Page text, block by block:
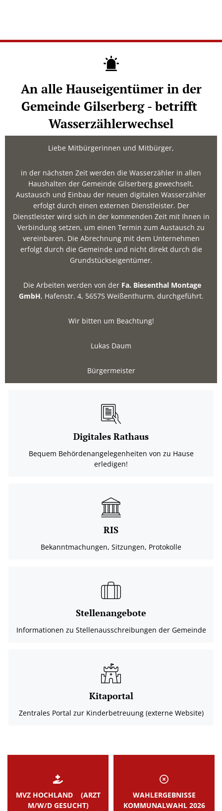
An alle Hauseigentümer in der
Gemeinde Gilserberg - betrifft
Wasserzählerwechsel
Liebe Mitbürgerinnen und Mitbürger,
in der nächsten Zeit werden die Wasserzähler in allen
Haushalten der Gemeinde Gilserberg gewechselt.
Austausch und Einbau der neuen digitalen Wasserzähler
erfolgt durch einen externen Dienstleister. Der
Dienstleister wird sich in der kommenden Zeit mit Ihnen in
Verbindung setzen, um einen Termin zum Austausch zu
vereinbaren. Die Abrechnung mit dem Unternehmen
erfolgt durch die Gemeinde und nicht direkt durch die
Grundstückseigentümer.
Die Arbeiten werden von der Fa. Biesenthal Montage
GmbH, Hafenstr. 4, 56575 Weißenthurm, durchgeführt.
Wir bitten um Beachtung!
Lukas Daum
Bürgermeister
Digitales Rathaus
Bequem Behördenangelegenheiten von zu Hause
erledigen!
RIS
Bekanntmachungen, Sitzungen, Protokolle
Stellenangebote
Informationen zu Stellenausschreibungen der Gemeinde
Kitaportal
Zentrales Portal zur Kinderbetreuung (externe Website)
MVZ HOCHLAND (ARZT
M/W/D GESUCHT)
WAHLERGEBNISSE
KOMMUNALWAHL 2026